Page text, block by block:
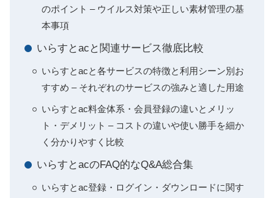
のポイント – ウイルス対策や正しい素材管理の基
本事項
いらすとacと関連サービス徹底比較
いらすとacと各サービスの特徴と利用シーン別お
すすめ – それぞれのサービスの強みと適した用途
いらすとac料金体系・会員登録の違いとメリッ
ト・デメリット – コストの違いや使い勝手を細か
く分かりやすく比較
いらすとacのFAQ的なQ&A総合集
いらすとac登録・ログイン・ダウンロードに関す